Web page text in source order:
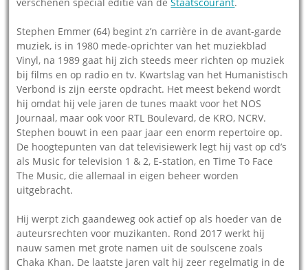
verschenen special editie van deStaatscourant.
Stephen Emmer (64) begint z’n carrière in de avant-garde
muziek, is in 1980 mede-oprichter van het muziekblad
Vinyl, na 1989 gaat hij zich steeds meer richten op muziek
bij films en op radio en tv. Kwartslag van het Humanistisch
Verbond is zijn eerste opdracht. Het meest bekend wordt
hij omdat hij vele jaren de tunes maakt voor het NOS
Journaal, maar ook voor RTL Boulevard, de KRO, NCRV.
Stephen bouwt in een paar jaar een enorm repertoire op.
De hoogtepunten van dat televisiewerk legt hij vast op cd’s
als Music for television 1 & 2, E-station, en Time To Face
The Music, die allemaal in eigen beheer worden
uitgebracht.
Hij werpt zich gaandeweg ook actief op als hoeder van de
auteursrechten voor muzikanten. Rond 2017 werkt hij
nauw samen met grote namen uit de soulscene zoals
Chaka Khan. De laatste jaren valt hij zeer regelmatig in de